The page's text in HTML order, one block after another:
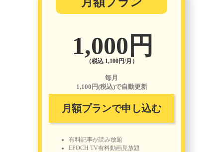
1,000円
（税込 1,100円/月）
毎月
1,100円(税込)で自動更新
月額プランで申し込む
有料記事が読み放題
EPOCH TV有料動画見放題